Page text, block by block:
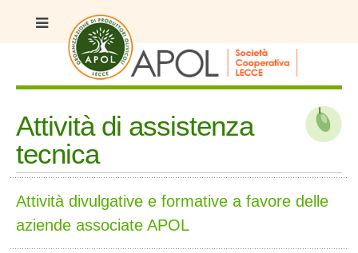
Attività di assistenza
tecnica
Attività divulgative e formative a favore delle
aziende associate APOL